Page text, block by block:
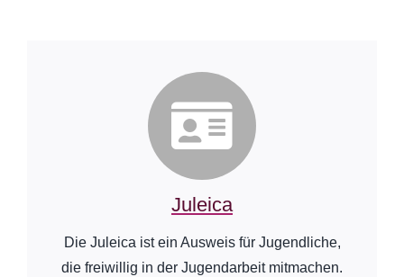
Juleica
Die Juleica ist ein Ausweis für Jugendliche,
die freiwillig in der Jugendarbeit mitmachen.